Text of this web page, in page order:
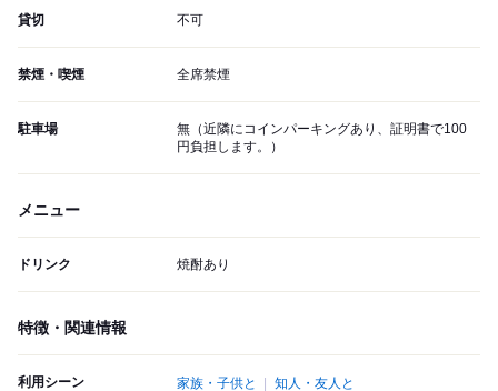
貸切 不可
禁煙・喫煙 全席禁煙
駐車場
無（近隣にコインパーキングあり、証明書で100
円負担します。）
メニュー
ドリンク 焼酎あり
特徴・関連情報
利用シーン 家族・子供と 知人・友人と